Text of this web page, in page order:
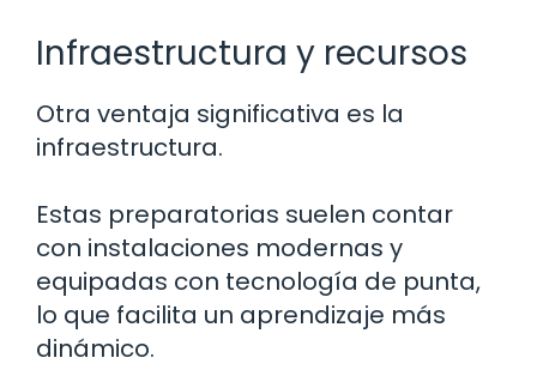
Infraestructura y recursos
Otra ventaja significativa es la
infraestructura.
Estas preparatorias suelen contar
con instalaciones modernas y
equipadas con tecnología de punta,
lo que facilita un aprendizaje más
dinámico.